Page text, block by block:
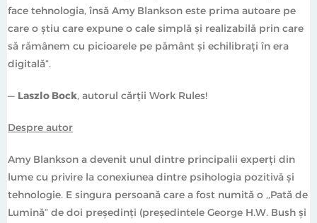
face tehnologia, însă Amy Blankson este prima autoare pe
care o știu care expune o cale simplă și realizabilă prin care
să rămânem cu picioarele pe pământ și echilibrați în era
digitală”.
— Laszlo Bock, autorul cărții Work Rules!
Despre autor
Amy Blankson a devenit unul dintre principalii experți din
lume cu privire la conexiunea dintre psihologia pozitivă și
tehnologie. E singura persoană care a fost numită o ,,Pată de
Lumină” de doi președinți (președintele George H.W. Bush și